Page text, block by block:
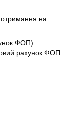
на
ФОП)
рахунок ФОП